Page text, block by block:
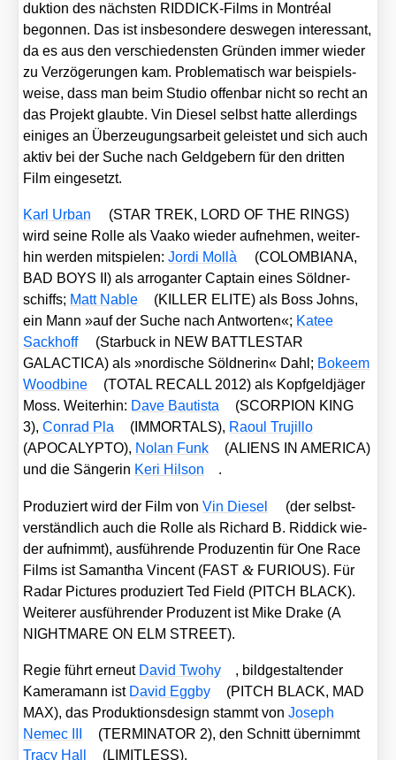
duk­ti­on des nächs­ten RID­DICK-Films in Mon­tré­al
begon­nen. Das ist ins­be­son­de­re des­we­gen inter­es­sant,
da es aus den ver­schie­dens­ten Grün­den immer wie­der
zu Ver­zö­ge­run­gen kam. Pro­ble­ma­tisch war bei­spiels­
wei­se, dass man beim Stu­dio offen­bar nicht so recht an
das Pro­jekt glaub­te. Vin Die­sel selbst hat­te aller­dings
eini­ges an Über­zeu­gungs­ar­beit geleis­tet und sich auch
aktiv bei der Suche nach Geld­ge­bern für den drit­ten
Film ein­ge­setzt.
Karl Urban
(STAR TREK, LORD OF THE RINGS)
wird sei­ne Rol­le als Vaa­ko wie­der auf­neh­men, wei­ter­
hin wer­den mit­spie­len:Jor­di Mol­là
(COLOMBIANA,
BAD BOYS II) als arro­gan­ter Cap­tain eines Söld­ner­
schiffs; Matt Nable
(KILLER ELITE) als Boss Johns,
ein Mann »auf der Suche nach Ant­wor­ten«; Katee
Sack­hoff
(Star­buck in NEW BATTLESTAR
GALACTICA) als »nor­di­sche Söld­ne­rin« Dahl; Bokeem
Wood­bi­ne
(TOTAL RECALL 2012) als Kopf­geld­jä­ger
Moss. Wei­ter­hin: Dave Bau­tis­ta
(SCORPION KING
3),Con­rad Pla (IMMORTALS), Raoul Tru­ji­l­lo
(APOCALYPTO), Nolan Funk
(ALIENS IN AMERICA)
und die Sän­ge­rin Keri Hil­son .
Pro­du­ziert wird der Film vonVin Die­sel
(der selbst­
ver­ständ­lich auch die Rol­le als Richard B. Rid­dick wie­
der auf­nimmt), aus­füh­ren­de Pro­du­zen­tin für One Race
Films ist Saman­tha Vin­cent (FAST& FURIOUS). Für
Radar Pic­tures pro­du­ziert Ted Field (PITCH BLACK).
Wei­te­rer aus­füh­ren­der Pro­du­zent ist Mike Dra­ke (A
NIGHTMARE ON ELM STREET).
Regie führt erneut David Two­hy
, bild­ge­stal­ten­der
Kame­ra­mann ist David Egg­by
(PITCH BLACK, MAD
MAX), das Pro­duk­ti­ons­de­sign stammt vonJoseph
Nemec III
(TERMINATOR 2), den Schnitt über­nimmt
Tra­cy Hall
(LIMITLESS).